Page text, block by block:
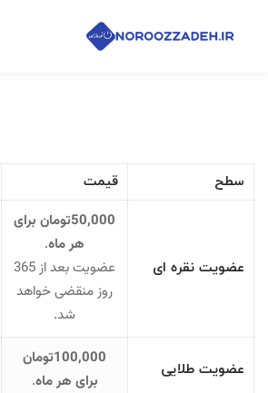
سطح قیمت
عضویت نقره ای
50,000تومان برای
هر ماه.
عضویت بعد از 365
روز منقضی خواهد
شد.
عضویت طلایی
100,000تومان
برای هر ماه.